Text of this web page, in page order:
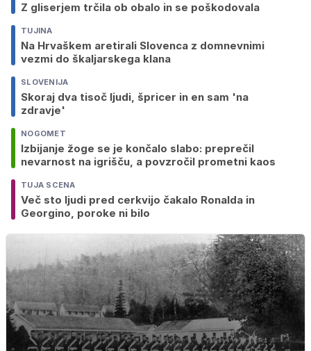
Z gliserjem trčila ob obalo in se poškodovala
TUJINA
Na Hrvaškem aretirali Slovenca z domnevnimi
vezmi do škaljarskega klana
SLOVENIJA
Skoraj dva tisoč ljudi, špricer in en sam 'na
zdravje'
NOGOMET
Izbijanje žoge se je končalo slabo: preprečil
nevarnost na igrišču, a povzročil prometni kaos
TUJA SCENA
Več sto ljudi pred cerkvijo čakalo Ronalda in
Georgino, poroke ni bilo